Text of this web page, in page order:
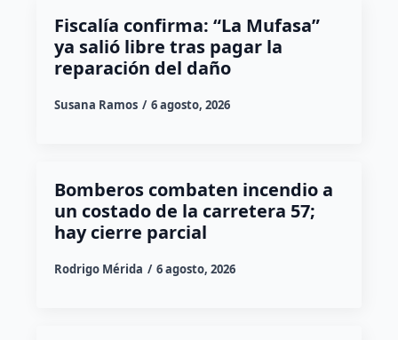
Fiscalía confirma: “La Mufasa”
ya salió libre tras pagar la
reparación del daño
Susana Ramos 6 agosto, 2026
Bomberos combaten incendio a
un costado de la carretera 57;
hay cierre parcial
Rodrigo Mérida 6 agosto, 2026